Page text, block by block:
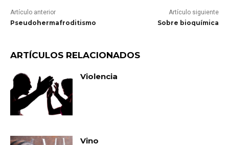
Artículo anterior
Pseudohermafroditismo
Artículo siguiente
Sobre bioquímica
ARTÍCULOS RELACIONADOS
Violencia
Vino